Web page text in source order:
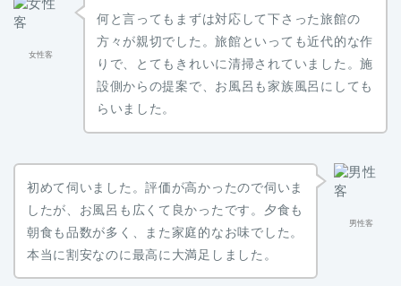
女性客
何と言ってもまずは対応して下さった旅館の
方々が親切でした。旅館といっても近代的な作
りで、とてもきれいに清掃されていました。施
設側からの提案で、お風呂も家族風呂にしても
らいました。
男性客
初めて伺いました。評価が高かったので伺いま
したが、お風呂も広くて良かったです。夕食も
朝食も品数が多く、また家庭的なお味でした。
本当に割安なのに最高に大満足しました。